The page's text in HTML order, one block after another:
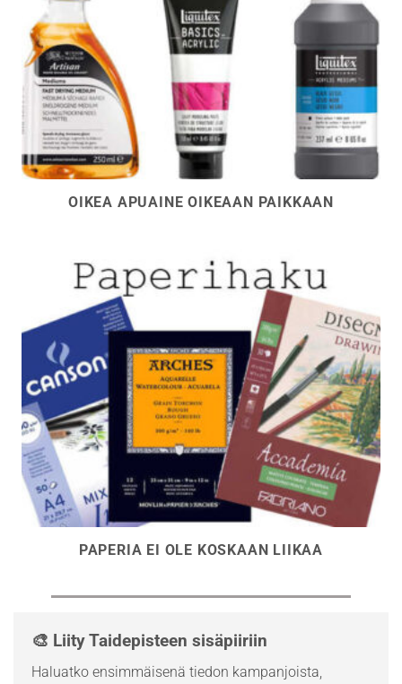
OIKEA APUAINE OIKEAAN PAIKKAAN
PAPERIA EI OLE KOSKAAN LIIKAA
🎨 Liity Taidepisteen sisäpiiriin
Haluatko ensimmäisenä tiedon kampanjoista,